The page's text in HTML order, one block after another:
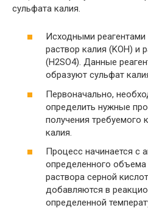
сульфата калия.
Исходными реагентами
раствор калия (KOH) и
(H2SO4). Данные
образуют сульфат
Первоначально,
определить нужные
получения требуемого
калия.
Процесс начинается с
определенного объема
раствора серной
добавляются в
определенной